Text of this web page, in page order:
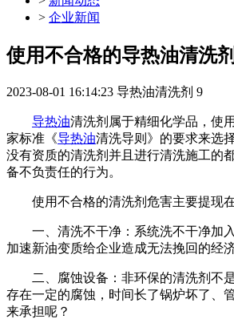
> 企业新闻
使用不合格的导热油清洗
2023-08-01 16:14:23 导热油清洗剂 9
导热油清洗剂属于精细化学品，使
家标准《导热油清洗导则》的要求来选
没有资质的清洗剂并且进行清洗施工的
备不负责任的行为。
使用不合格的清洗剂危害主要提现在
一、清洗不干净：系统洗不干净加入
加速新油变质给企业造成无法挽回的经济
二、腐蚀设备：非环保的清洗剂不
存在一定的腐蚀，时间长了锅炉坏了、
来承担呢？